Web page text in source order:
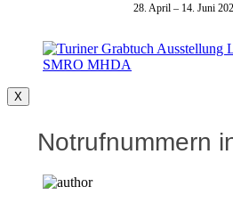
28. April – 14. Juni
X
Notrufnummern